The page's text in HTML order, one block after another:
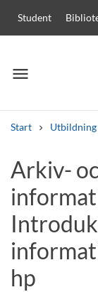
Student
menu
Meny
Start Utbildning
Andra
Kurser och
Lediga jobb
Arkiv-
hp